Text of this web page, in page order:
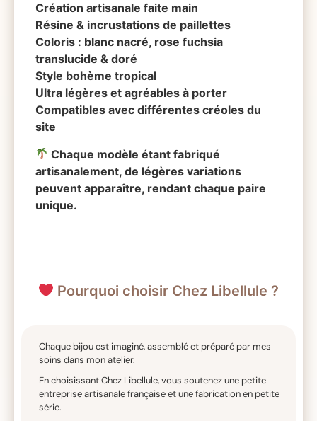
Création artisanale faite main
Résine & incrustations de paillettes
Coloris : blanc nacré, rose fuchsia
translucide & doré
Style bohème tropical
Ultra légères et agréables à porter
Compatibles avec différentes créoles du
site
Chaque modèle étant fabriqué
artisanalement, de légères variations
peuvent apparaître, rendant chaque paire
unique.
Pourquoi choisir Chez Libellule ?
Chaque bijou est imaginé, assemblé et préparé par mes
soins dans mon atelier.
En choisissant Chez Libellule, vous soutenez une petite
entreprise artisanale française et une fabrication en petite
série.